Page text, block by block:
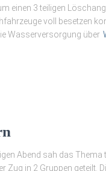
einen 3 teiligen
voll besetzen
Wasserversorgung über
Abend sah das Thema
Zug in 2 Gruppen geteilt.